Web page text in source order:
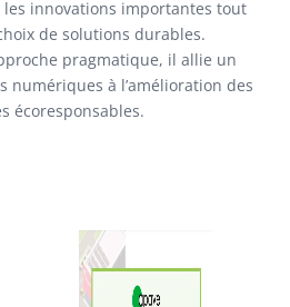
innovations importantes tout
de solutions durables.
pragmatique, il allie un
numériques à l’amélioration des
écoresponsables.